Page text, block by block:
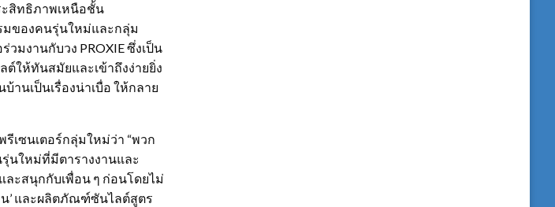
สิทธิภาพเหนือชั้น
มของคนรุ่นใหม่และกลุ่ม
มงานกับวง PROXIE ซึ่งเป็น
ให้ทันสมัยและเข้าถึงง่ายยิ่ง
บ้านเป็นเรื่องน่าเบื่อ ให้กลาย
เซนเตอร์กลุ่มใหม่ว่า “พวก
นใหม่ที่มีตารางงานและ
ะสนุกกับเพื่อน ๆ ก่อนโดยไม่
’ และผลิตภัณฑ์ซันไลต์สูตร